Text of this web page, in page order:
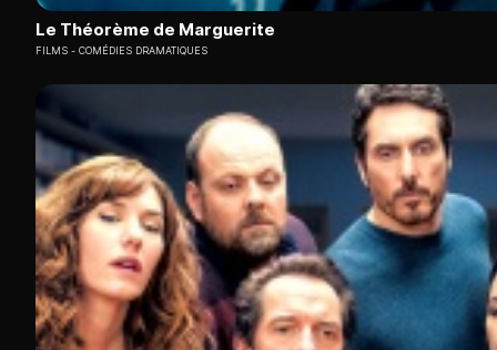
Le Théorème de Marguerite
FILMS COMÉDIES DRAMATIQUES